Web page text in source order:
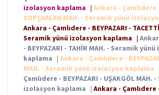
izolasyon kaplama | Ankara - Çamlıdere
SOPÇAALAN MAH. - Seramik yünü
Ankara - Çamlıdere - BEYPAZARI -
Seramik yünü izolasyon kaplama |
- BEYPAZARI - TAHİR MAH. - Seramik
kaplama | Ankara - Çamlıdere -
MAH. - Seramik yünü izolasyon kaplama
Çamlıdere - BEYPAZARI - UŞAKGÖL MAH.
izolasyon kaplama | Ankara - Çamlıdere